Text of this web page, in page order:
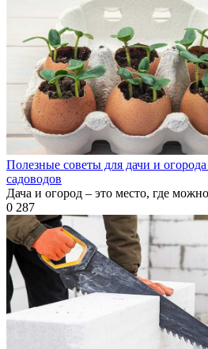
Полезные советы для дачи и
садоводов
Дача и огород – это место, где
0 287